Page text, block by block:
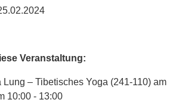
Veranstaltung:
Lung – Tibetisches Yoga (241-110) am
10:00 - 13:00